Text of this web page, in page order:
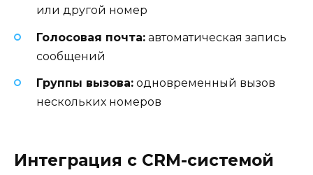
или другой номер
Голосовая почта: автоматическая запись
сообщений
Группы вызова: одновременный вызов
нескольких номеров
Интеграция с CRM-системой